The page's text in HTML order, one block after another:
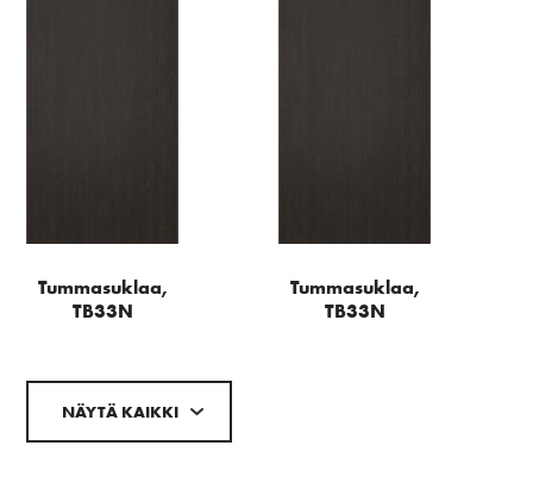
Tummasuklaa,
TB33N
Tummasuklaa,
TB33N
NÄYTÄ KAIKKI